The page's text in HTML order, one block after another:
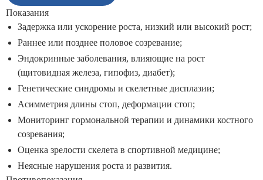
Показания
Задержка или ускорение роста, низкий или высокий рост;
Раннее или позднее половое созревание;
Эндокринные заболевания, влияющие на рост
(щитовидная железа, гипофиз, диабет);
Генетические синдромы и скелетные дисплазии;
Асимметрия длины стоп, деформации стоп;
Мониторинг гормональной терапии и динамики костного
созревания;
Оценка зрелости скелета в спортивной медицине;
Неясные нарушения роста и развития.